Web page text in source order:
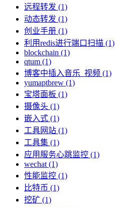
远程转发 (1)
动态转发 (1)
创业手册 (1)
利用redis进行端口扫描 (1)
blockchain (1)
qtum (1)
博客中插入音乐_视频 (1)
yumaptbrew (1)
宝塔面板 (1)
摄像头 (1)
嵌入式 (1)
工具网站 (1)
工具集 (1)
应用服务心跳监控 (1)
wechat (1)
性能监控 (1)
比特币 (1)
挖矿 (1)